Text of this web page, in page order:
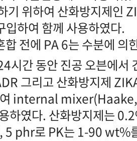
기 위하여 산화방지제인
하여 함께 사용하였다.
합 전에 PA 6는 수분에 의
시간 동안 진공 오븐에서
그리고 산화방지제
여 internal
였다. 산화방지제는
5 phr로 PK는 1-90 wt%